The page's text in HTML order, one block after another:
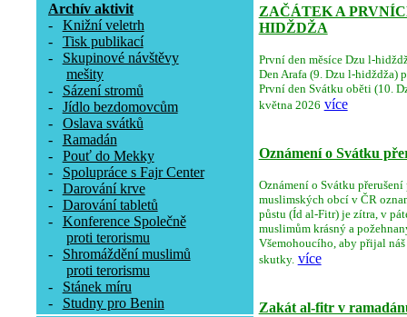
Archív aktivit
-
Knižní veletrh
-
Tisk publikací
-
Skupinové návštěvy
mešity
-
Sázení stromů
-
Jídlo bezdomovcům
-
Oslava svátků
-
Ramadán
-
Pouť do Mekky
-
Spolupráce s Fajr Center
-
Darování krve
-
Darování tabletů
-
Konference Společně
proti terorismu
-
Shromáždění muslimů
proti terorismu
-
Stánek míru
-
Studny pro Benin
ZAČÁTEK A
HIDŽDŽA
První den měsíce Dzu l-
Den Arafa (9. Dzu l-hidždža)
První den Svátku oběti (10.
května 2026 více
Oznámení o Svátku
Oznámení o Svátku
muslimských obcí v ČR
půstu (Íd al-Fitr) je zítra, v
muslimům krásný a
Všemohoucího, aby přijal
skutky. více
Zakát al-fitr v